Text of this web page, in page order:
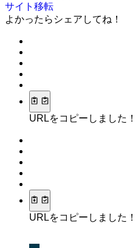
サイト移転
よかったらシェアしてね！
URLをコピーしました！
URLをコピーしました！